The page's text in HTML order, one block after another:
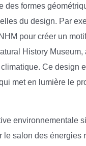
des formes
du design. Par
pour créer un
History Museum,
Ce design
met en lumière le
environnementale
le salon des énergies